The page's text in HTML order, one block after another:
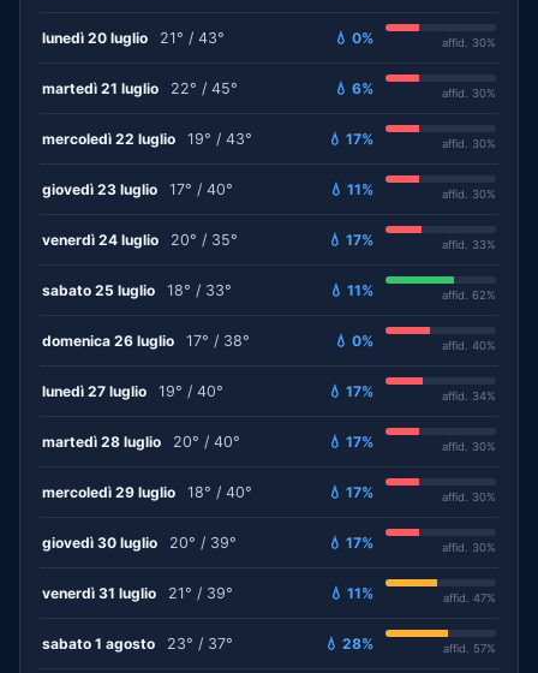
lunedì 20 luglio 21° / 43° 💧 0% affid. 30%
martedì 21 luglio 22° / 45° 💧 6% affid. 30%
mercoledì 22 luglio 19° / 43° 💧 17% affid. 30%
giovedì 23 luglio 17° / 40° 💧 11% affid. 30%
venerdì 24 luglio 20° / 35° 💧 17% affid. 33%
sabato 25 luglio 18° / 33° 💧 11% affid. 62%
domenica 26 luglio 17° / 38° 💧 0% affid. 40%
lunedì 27 luglio 19° / 40° 💧 17% affid. 34%
martedì 28 luglio 20° / 40° 💧 17% affid. 30%
mercoledì 29 luglio 18° / 40° 💧 17% affid. 30%
giovedì 30 luglio 20° / 39° 💧 17% affid. 30%
venerdì 31 luglio 21° / 39° 💧 11% affid. 47%
sabato 1 agosto 23° / 37° 💧 28% affid. 57%